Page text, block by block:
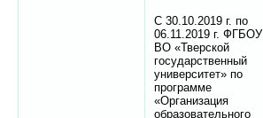
С 30.10.2019 г. по
06.11.2019 г. ФГБОУ
ВО «Тверской
государственный
университет» по
программе
«Организация
образовательного